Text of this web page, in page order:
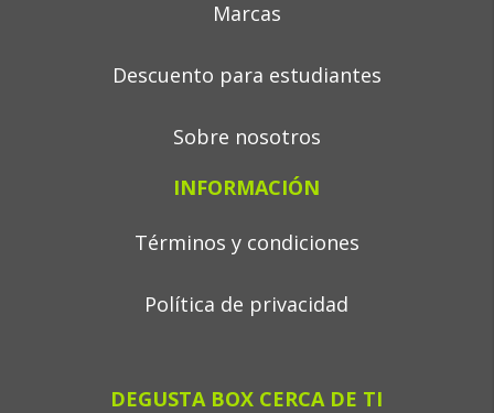
Marcas
Descuento para estudiantes
Sobre nosotros
INFORMACIÓN
Términos y condiciones
Política de privacidad
DEGUSTA BOX CERCA DE TI